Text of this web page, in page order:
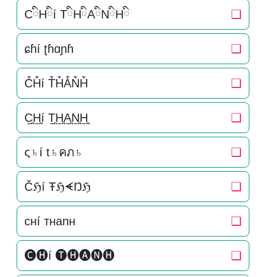
CིHིí TིHིAིNིHི ❏
ɕɦí ʈɦɑɲɦ ❏
C͒H͒í T͒H͒A͒N͒H͒ ❏
C̬̤̯H̬̤̯í T̬̤̯H̬̤̯A̬̤̯N̬̤̯H̬̤̯ ❏
ς♄í t♄คภ♄ ❏
Čℌí ŦℌᗛŊℌ ❏
cнí тнanн ❏
🅒🅗í 🅣🅗🅐🅝🅗 ❏